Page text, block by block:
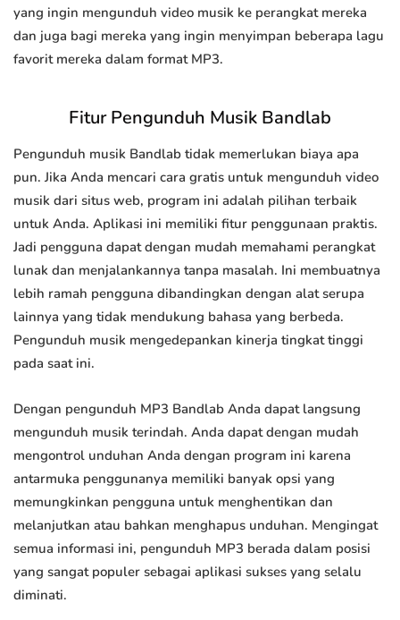
yang ingin mengunduh video musik ke perangkat mereka
dan juga bagi mereka yang ingin menyimpan beberapa lagu
favorit mereka dalam format MP3.
Fitur Pengunduh Musik Bandlab
Pengunduh musik Bandlab tidak memerlukan biaya apa
pun. Jika Anda mencari cara gratis untuk mengunduh video
musik dari situs web, program ini adalah pilihan terbaik
untuk Anda. Aplikasi ini memiliki fitur penggunaan praktis.
Jadi pengguna dapat dengan mudah memahami perangkat
lunak dan menjalankannya tanpa masalah. Ini membuatnya
lebih ramah pengguna dibandingkan dengan alat serupa
lainnya yang tidak mendukung bahasa yang berbeda.
Pengunduh musik mengedepankan kinerja tingkat tinggi
pada saat ini.
Dengan pengunduh MP3 Bandlab Anda dapat langsung
mengunduh musik terindah. Anda dapat dengan mudah
mengontrol unduhan Anda dengan program ini karena
antarmuka penggunanya memiliki banyak opsi yang
memungkinkan pengguna untuk menghentikan dan
melanjutkan atau bahkan menghapus unduhan. Mengingat
semua informasi ini, pengunduh MP3 berada dalam posisi
yang sangat populer sebagai aplikasi sukses yang selalu
diminati.